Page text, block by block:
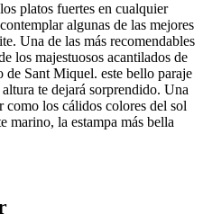
platos fuertes en cualquier
algunas de las mejores
Una de las más recomendables
los majestuosos acantilados de
Sant Miquel. este bello paraje
te dejará sorprendido. Una
como los cálidos colores del sol
marino, la estampa más bella